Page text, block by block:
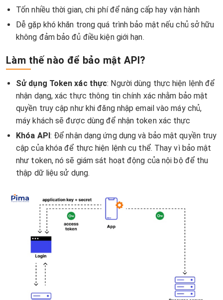
Tốn nhiều thời gian, chi phí để nâng cấp hay vận hành
Dễ gặp khó khăn trong quá trình bảo mật nếu chủ sở hữu
không đảm bảo đủ điều kiện giới hạn.
Làm thế nào để bảo mật API?
Sử dụng Token xác thực: Người dùng thực hiện lệnh để
nhận dạng, xác thực thông tin chính xác nhằm bảo mật
quyền truy cập như khi đăng nhập email vào máy chủ,
máy khách sẽ được dùng để nhận token xác thực
Khóa API: Để nhận dạng ứng dụng và bảo mật quyền truy
cập của khóa để thực hiện lệnh cụ thể. Thay vì bảo mật
như token, nó sẽ giám sát hoạt động của nội bộ để thu
thập dữ liệu sử dụng.